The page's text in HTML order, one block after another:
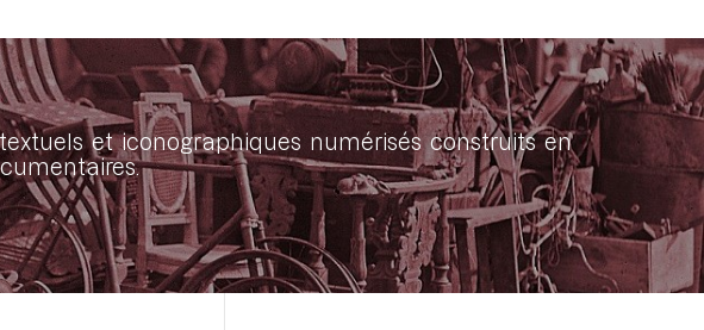
et iconographiques numérisés construits en